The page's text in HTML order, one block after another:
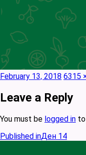
Posted
February 13, 2018 Full
6315
Leave a Reply
You must be logged in
Published inДен 14